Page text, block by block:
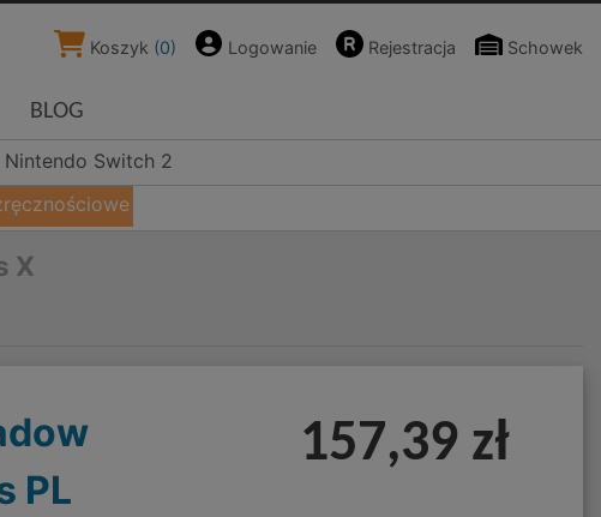
Koszyk (0) Logowanie Rejestracja Schowek
BLOG
Nintendo Switch 2
X
PL
157,39 zł